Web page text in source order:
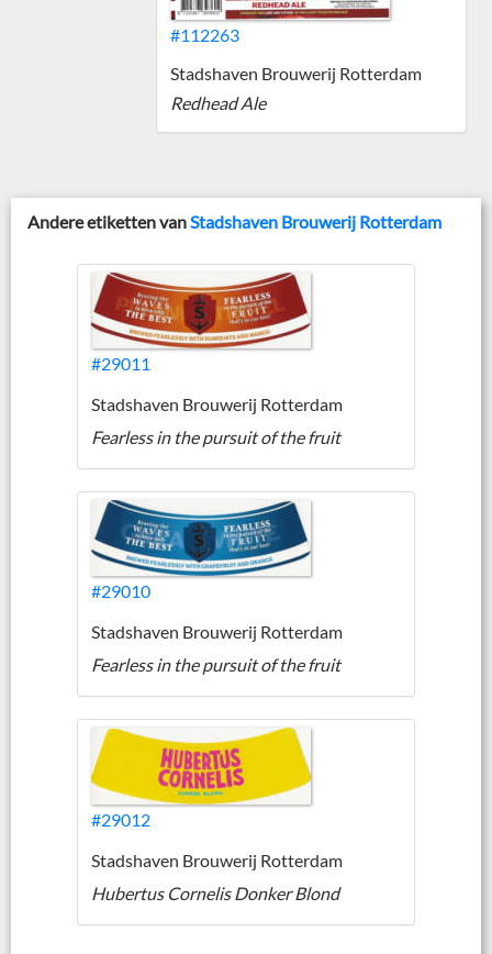
#112263
Stadshaven Brouwerij Rotterdam
Redhead Ale
Andere etiketten vanStadshaven Brouwerij Rotterdam
#29011
Stadshaven Brouwerij Rotterdam
Fearless in the pursuit of the fruit
#29010
Stadshaven Brouwerij Rotterdam
Fearless in the pursuit of the fruit
#29012
Stadshaven Brouwerij Rotterdam
Hubertus Cornelis Donker Blond